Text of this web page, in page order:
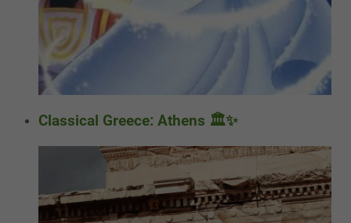
Classical Greece: Athens 🏛️✨